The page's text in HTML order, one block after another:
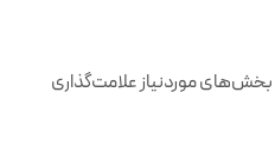
بخش‌های موردنیاز علامت‌گذاری